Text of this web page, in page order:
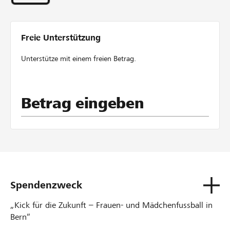
Freie Unterstützung
Unterstütze mit einem freien Betrag.
Betrag eingeben
Spendenzweck
„Kick für die Zukunft – Frauen- und Mädchenfussball in
Bern“